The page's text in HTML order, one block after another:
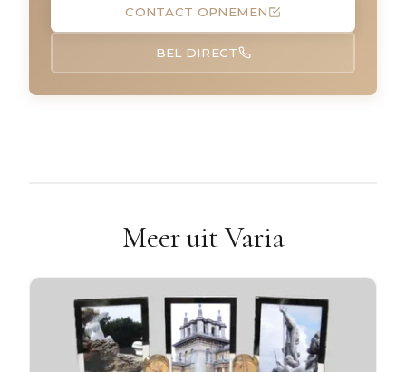
CONTACT OPNEMEN
BEL DIRECT
Meer uit Varia